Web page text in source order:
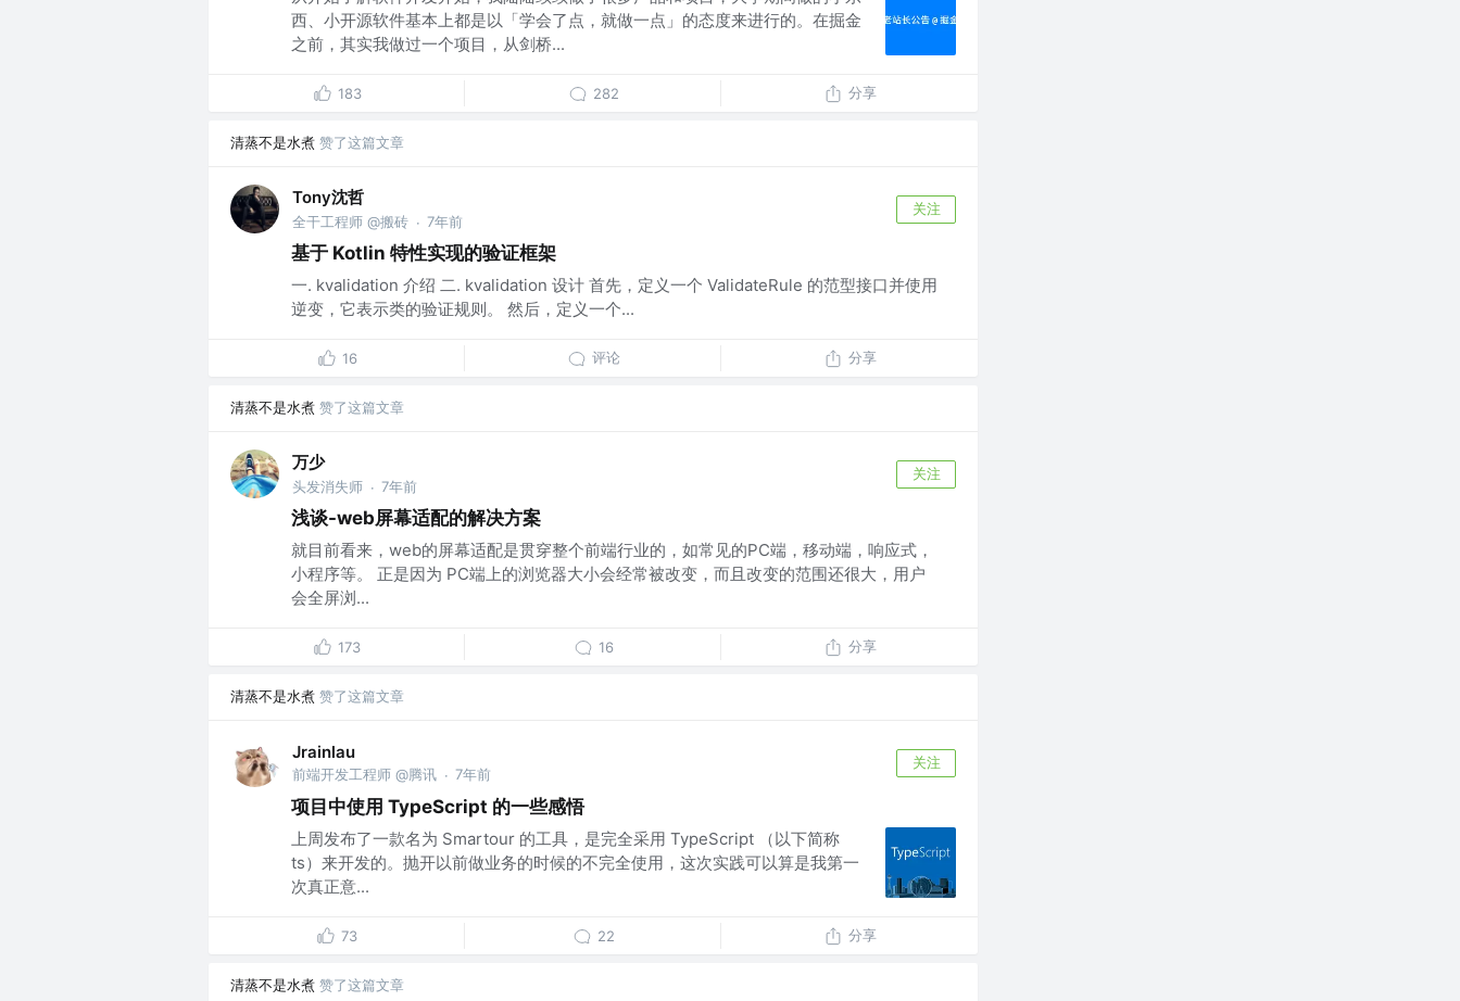
西、小开源软件基本上都是以「学会了点，就做一点」的态度来进行的。在掘金
之前，其实我做过一个项目，从剑桥...
183 282 分享
清蒸不是水煮 赞了这篇文章
Tony沈哲
全干工程师 @搬砖 · 7年前
关注
基于 Kotlin 特性实现的验证框架
一. kvalidation 介绍 二. kvalidation 设计 首先，定义一个 ValidateRule 的范型接口并使用
逆变，它表示类的验证规则。 然后，定义一个...
16 评论 分享
清蒸不是水煮 赞了这篇文章
万少
头发消失师 · 7年前
关注
浅谈-web屏幕适配的解决方案
就目前看来，web的屏幕适配是贯穿整个前端行业的，如常见的PC端，移动端，响应式，
小程序等。 正是因为 PC端上的浏览器大小会经常被改变，而且改变的范围还很大，用户
会全屏浏...
173 16 分享
清蒸不是水煮 赞了这篇文章
Jrainlau
前端开发工程师 @腾讯 · 7年前
关注
项目中使用 TypeScript 的一些感悟
上周发布了一款名为 Smartour 的工具，是完全采用 TypeScript （以下简称
ts）来开发的。抛开以前做业务的时候的不完全使用，这次实践可以算是我第一
次真正意...
73 22 分享
清蒸不是水煮 赞了这篇文章